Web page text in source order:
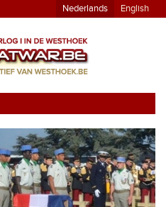
Nederlands English